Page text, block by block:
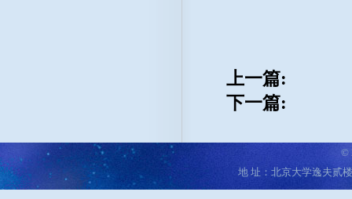
上一篇:
下一篇:
©
地 址：北京大学逸夫贰